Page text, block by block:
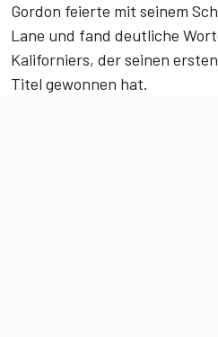
Gordon feierte mit seinem
Lane und fand deutliche
Kaliforniers, der seinen
Titel gewonnen hat.